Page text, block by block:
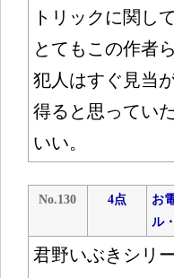
トリックに関し
とてもこの作者
犯人はすぐ見当
得ると思ってい
いい。
No.130 4点
お
ル
君野いぶきシリ